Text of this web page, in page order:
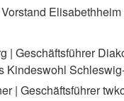
Elisabethheim
| Geschäftsführer
Kindeswohl
| Geschäftsführer